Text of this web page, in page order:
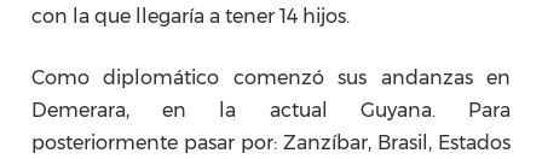
con la que llegaría a tener 14 hijos.
Como diplomático comenzó sus andanzas en
Demerara, en la actual Guyana. Para
posteriormente pasar por: Zanzíbar, Brasil, Estados